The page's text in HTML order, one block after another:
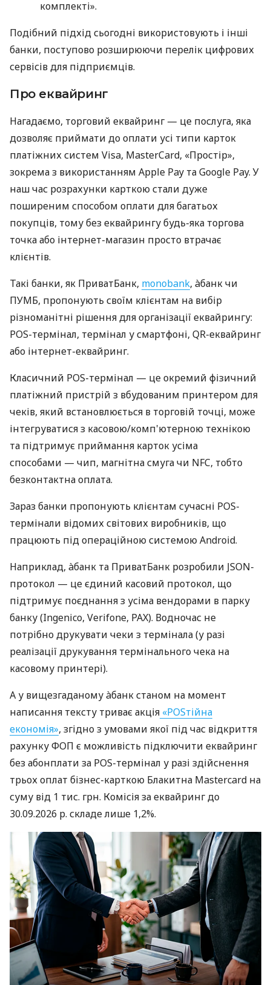
комплекті».
Подібний підхід сьогодні використовують і інші
банки, поступово розширюючи перелік цифрових
сервісів для підприємців.
Про еквайринг
Нагадаємо, торговий еквайринг — це послуга, яка
дозволяє приймати до оплати усі типи карток
платіжних систем Visa, MasterCard, «Простір»,
зокрема з використанням Apple Pay та Google Pay. У
наш час розрахунки карткою стали дуже
поширеним способом оплати для багатьох
покупців, тому без еквайрингу будь-яка торгова
точка або інтернет-магазин просто втрачає
клієнтів.
Такі банки, як ПриватБанк, monobank, àбанк чи
ПУМБ, пропонують своїм клієнтам на вибір
різноманітні рішення для організації еквайрингу:
POS-термінал, термінал у смартфоні, QR-еквайринг
або інтернет-еквайринг.
Класичний POS-термінал — це окремий фізичний
платіжний пристрій з вбудованим принтером для
чеків, який встановлюється в торговій точці, може
інтегруватися з касовою/комп'ютерною технікою
та підтримує приймання карток усіма
способами — чип, магнітна смуга чи NFC, тобто
безконтактна оплата.
Зараз банки пропонують клієнтам сучасні POS-
термінали відомих світових виробників, що
працюють під операційною системою Android.
Наприклад, àбанк та ПриватБанк розробили JSON-
протокол — це єдиний касовий протокол, що
підтримує поєднання з усіма вендорами в парку
банку (Ingenico, Verifone, PAX). Водночас не
потрібно друкувати чеки з термінала (у разі
реалізації друкування термінального чека на
касовому принтері).
А у вищезгаданому àбанк станом на момент
написання тексту триває акція «POSтійна
економія», згідно з умовами якої під час відкриття
рахунку ФОП є можливість підключити еквайринг
без абонплати за POS-термінал у разі здійснення
трьох оплат бізнес-карткою Блакитна Mastercard на
суму від 1 тис. грн. Комісія за еквайринг до
30.09.2026 р. складе лише 1,2%.